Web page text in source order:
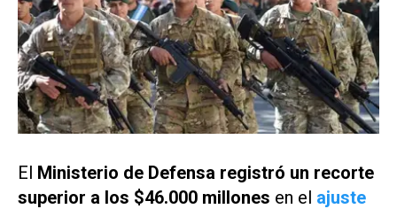
El Ministerio de Defensa registró un recorte
superior a los $46.000 millones en el ajuste